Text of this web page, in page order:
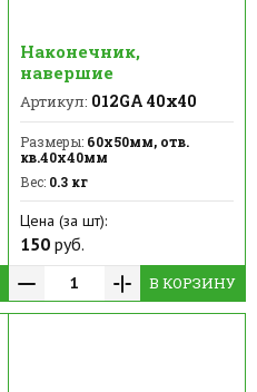
Наконечник,
навершие
Артикул: 012GA 40х40
Размеры:60х50мм, отв.
кв.40х40мм
Вес:0.3 кг
Цена (за шт):
150руб.
В КОРЗИНУ